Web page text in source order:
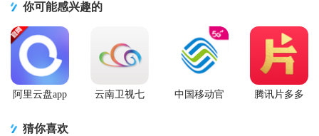
你可能感兴趣的
阿里云盘app
云南卫视七
中国移动官
腾讯片多多
猜你喜欢